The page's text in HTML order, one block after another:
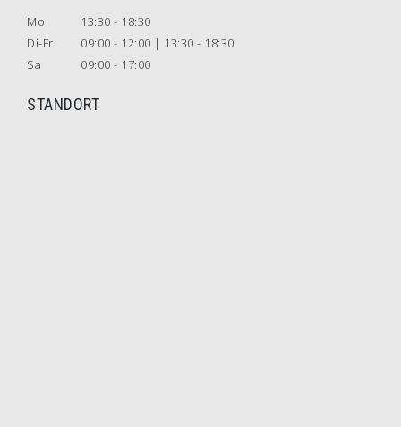
Mo
13:30 - 18:30
Di-Fr
09:00 - 12:00 | 13:30 - 18:30
Sa
09:00 - 17:00
STANDORT